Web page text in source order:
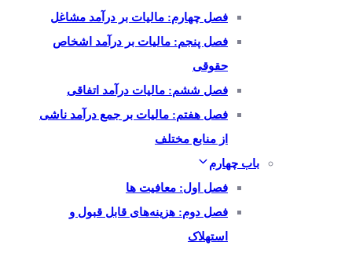
فصل چهارم: مالیات بر درآمد مشاغل
فصل پنجم: مالیات بر درآمد اشخاص
حقوقی
فصل ششم: مالیات درآمد اتفاقی
فصل هفتم: مالیات بر جمع درآمد ناشی
از منابع مختلف
باب چهارم
فصل اول: معافیت ها
فصل دوم: هزینه‌های قابل قبول و
استهلاک